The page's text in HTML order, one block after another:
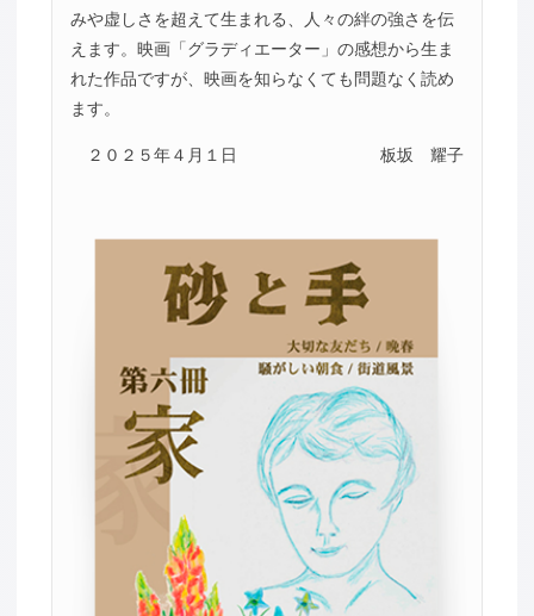
みや虚しさを超えて生まれる、人々の絆の強さを伝
えます。映画「グラディエーター」の感想から生ま
れた作品ですが、映画を知らなくても問題なく読め
ます。
２０２５年４月１日 板坂 耀子